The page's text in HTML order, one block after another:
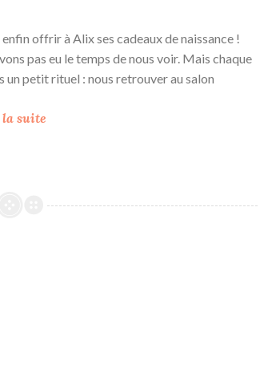
offrir à Alix ses cadeaux de naissance !
pas eu le temps de nous voir. Mais chaque
un petit rituel : nous retrouver au salon
suite